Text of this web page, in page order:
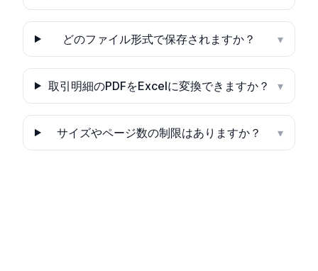
どのファイル形式で保存されますか？ ▾
取引明細のPDFをExcelに変換できますか？ ▾
サイズやページ数の制限はありますか？ ▾